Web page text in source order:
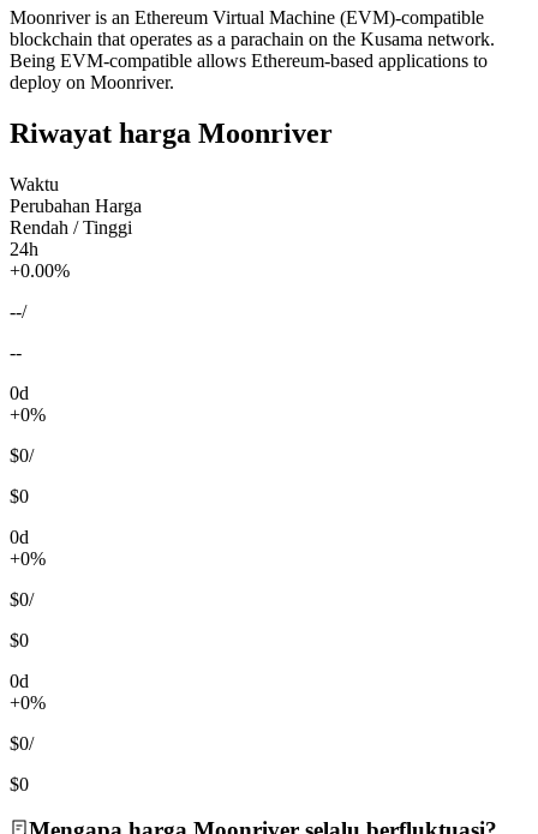
Moonriver is an Ethereum Virtual Machine (EVM)-compatible
blockchain that operates as a parachain on the Kusama network.
Being EVM-compatible allows Ethereum-based applications to
deploy on Moonriver.
Riwayat harga Moonriver
Waktu
Perubahan Harga
Rendah / Tinggi
24h
+0.00%
--/
--
0d
+0%
$0/
$0
0d
+0%
$0/
$0
0d
+0%
$0/
$0